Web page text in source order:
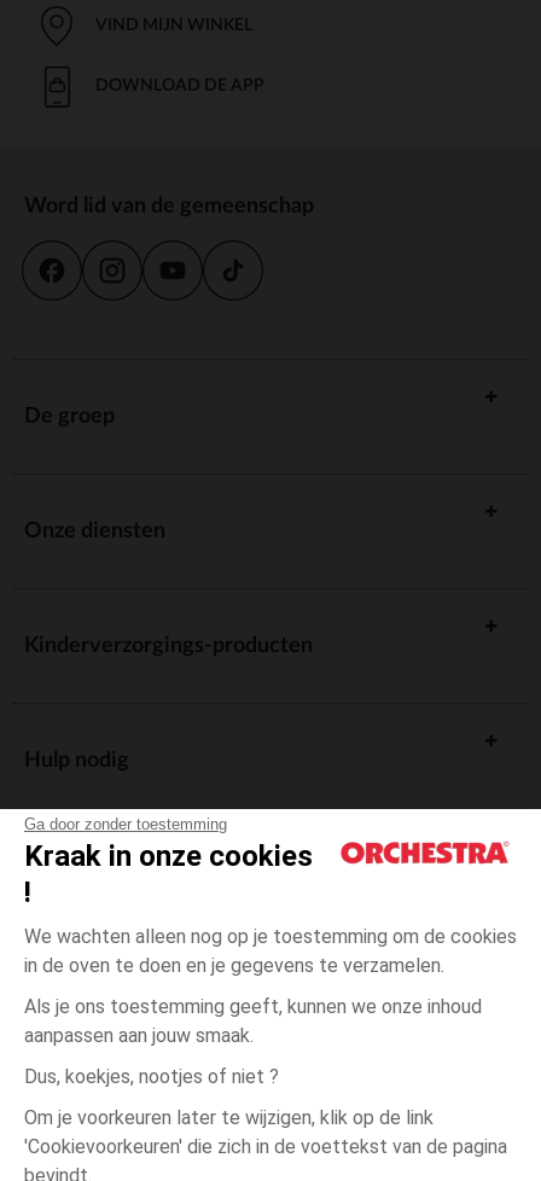
Ga door zonder toestemming
Kraak in onze cookies
!
We wachten alleen nog op je toestemming om de cookies
in de oven te doen en je gegevens te verzamelen.
Als je ons toestemming geeft, kunnen we onze inhoud
aanpassen aan jouw smaak.
Dus, koekjes, nootjes of niet ?
Om je voorkeuren later te wijzigen, klik op de link
'Cookievoorkeuren' die zich in de voettekst van de pagina
bevindt.
Meerkleurig Meerkleurig
één
VIND MIJN WINKEL
DOWNLOAD DE APP
Word lid van de gemeenschap
De groep
Onze diensten
Kinderverzorgings-producten
Hulp nodig
Algemene verkoopsvoorwaarden
Wettelijke bepalingen
Persoonsgegevens